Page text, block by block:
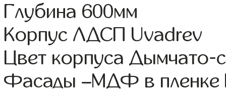
Глубина 600мм
Корпус ЛДСП Uvadrev
Цвет корпуса Дымчато-
Фасады –МДФ в пленке